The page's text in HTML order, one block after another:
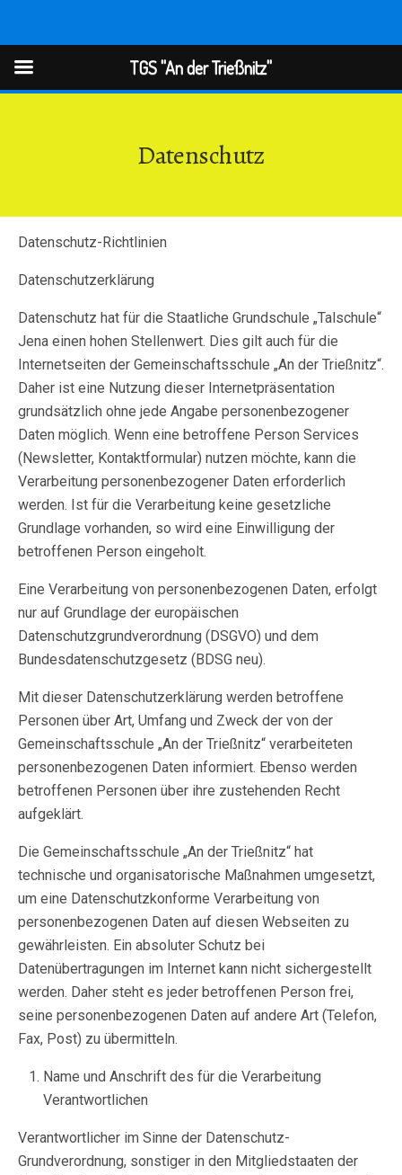
TGS "An der Trießnitz"
Datenschutz
Datenschutz-Richtlinien
Datenschutzerklärung
Datenschutz hat für die Staatliche Grundschule „Talschule“
Jena einen hohen Stellenwert. Dies gilt auch für die
Internetseiten der Gemeinschaftsschule „An der Trießnitz“.
Daher ist eine Nutzung dieser Internetpräsentation
grundsätzlich ohne jede Angabe personenbezogener
Daten möglich. Wenn eine betroffene Person Services
(Newsletter, Kontaktformular) nutzen möchte, kann die
Verarbeitung personenbezogener Daten erforderlich
werden. Ist für die Verarbeitung keine gesetzliche
Grundlage vorhanden, so wird eine Einwilligung der
betroffenen Person eingeholt.
Eine Verarbeitung von personenbezogenen Daten, erfolgt
nur auf Grundlage der europäischen
Datenschutzgrundverordnung (DSGVO) und dem
Bundesdatenschutzgesetz (BDSG neu).
Mit dieser Datenschutzerklärung werden betroffene
Personen über Art, Umfang und Zweck der von der
Gemeinschaftsschule „An der Trießnitz“ verarbeiteten
personenbezogenen Daten informiert. Ebenso werden
betroffenen Personen über ihre zustehenden Recht
aufgeklärt.
Die Gemeinschaftsschule „An der Trießnitz“ hat
technische und organisatorische Maßnahmen umgesetzt,
um eine Datenschutzkonforme Verarbeitung von
personenbezogenen Daten auf diesen Webseiten zu
gewährleisten. Ein absoluter Schutz bei
Datenübertragungen im Internet kann nicht sichergestellt
werden. Daher steht es jeder betroffenen Person frei,
seine personenbezogenen Daten auf andere Art (Telefon,
Fax, Post) zu übermitteln.
Name und Anschrift des für die Verarbeitung
Verantwortlichen
Verantwortlicher im Sinne der Datenschutz-
Grundverordnung, sonstiger in den Mitgliedstaaten der
TGS "An der Trießnitz"